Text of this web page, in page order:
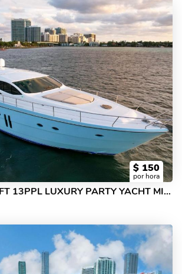
$ 150
por hora
FREE HOUR | 70FT 13PPL LUXURY PARTY YACHT MIAMI